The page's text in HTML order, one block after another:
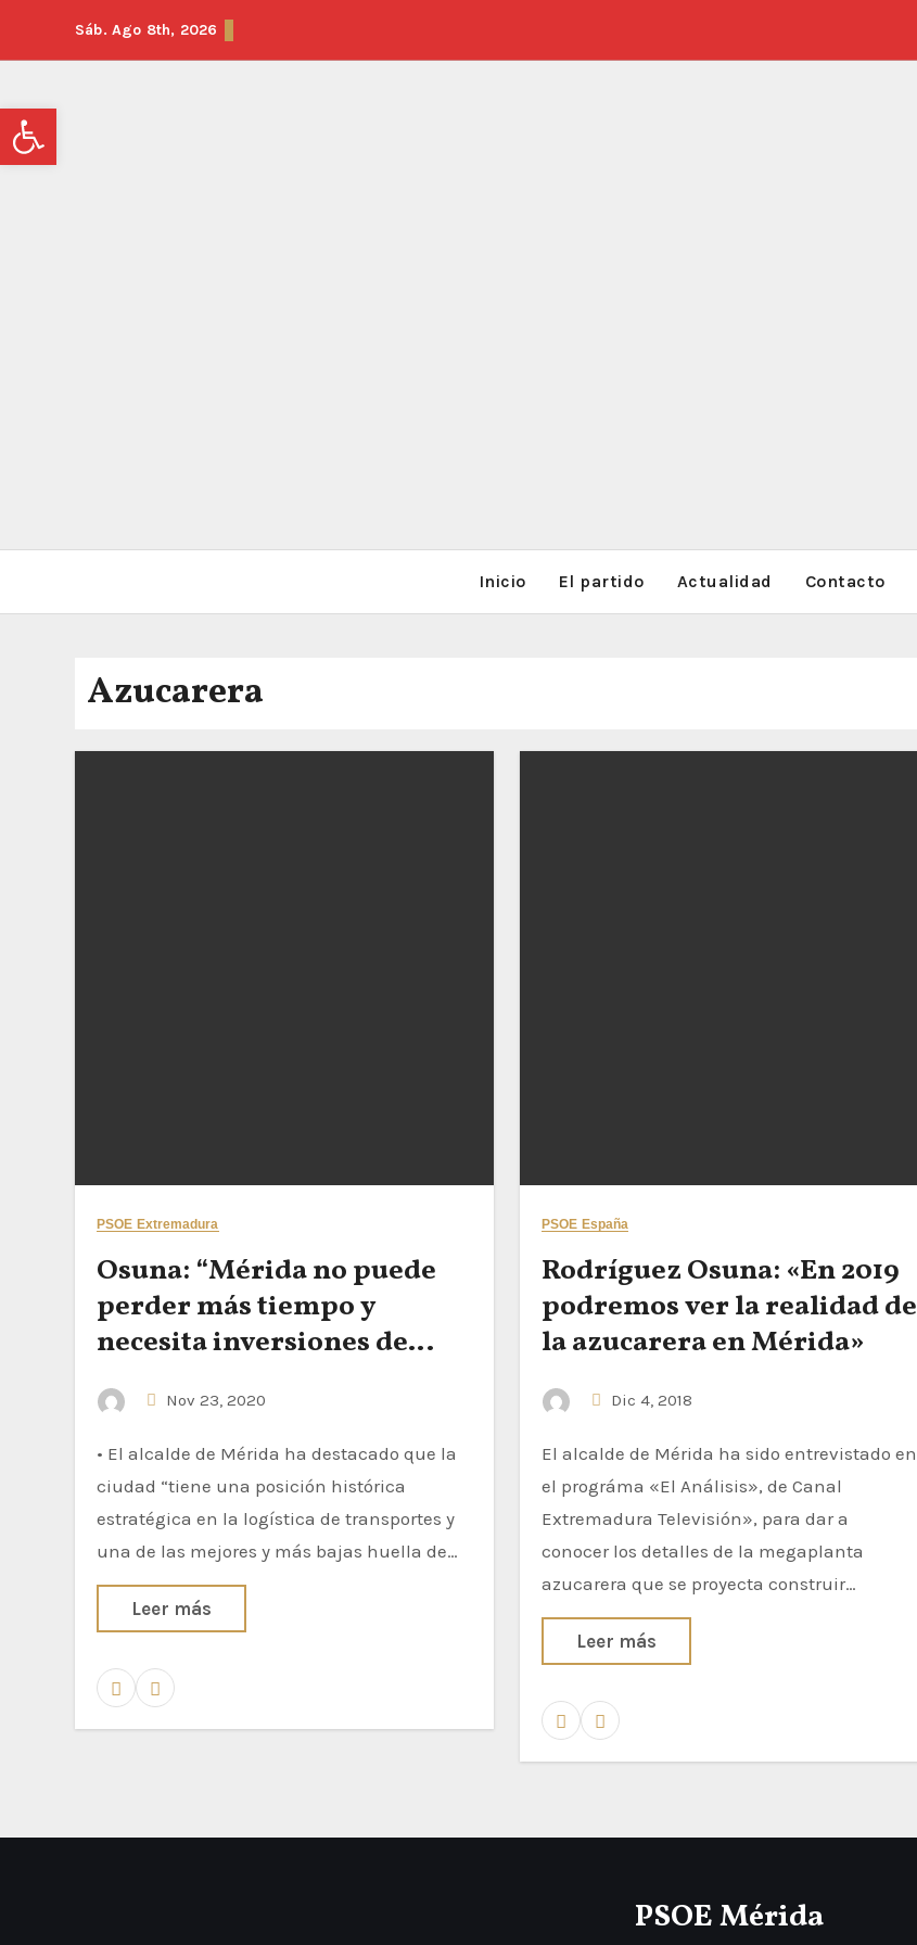
Sáb. Ago 8th, 2026
Inicio El partido Actualidad Contacto
Azucarera
PSOE Extremadura
Osuna: “Mérida no puede
perder más tiempo y
necesita inversiones de
empresas interesadas sin
que existan bloqueos de
suelo industrial”,
Nov 23, 2020
• El alcalde de Mérida ha destacado que la
ciudad “tiene una posición histórica
estratégica en la logística de transportes y
una de las mejores y más bajas huella de…
Leer más
PSOE España
Rodríguez Osuna: «En 2019
podremos ver la realidad de
la azucarera en Mérida»
Dic 4, 2018
El alcalde de Mérida ha sido entrevistado en
el prográma «El Análisis», de Canal
Extremadura Televisión», para dar a
conocer los detalles de la megaplanta
azucarera que se proyecta construir…
Leer más
PSOE Mérida
Abrir barra de herramientas